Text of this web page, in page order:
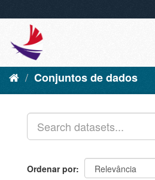
Conjuntos de dados
Ordenar por